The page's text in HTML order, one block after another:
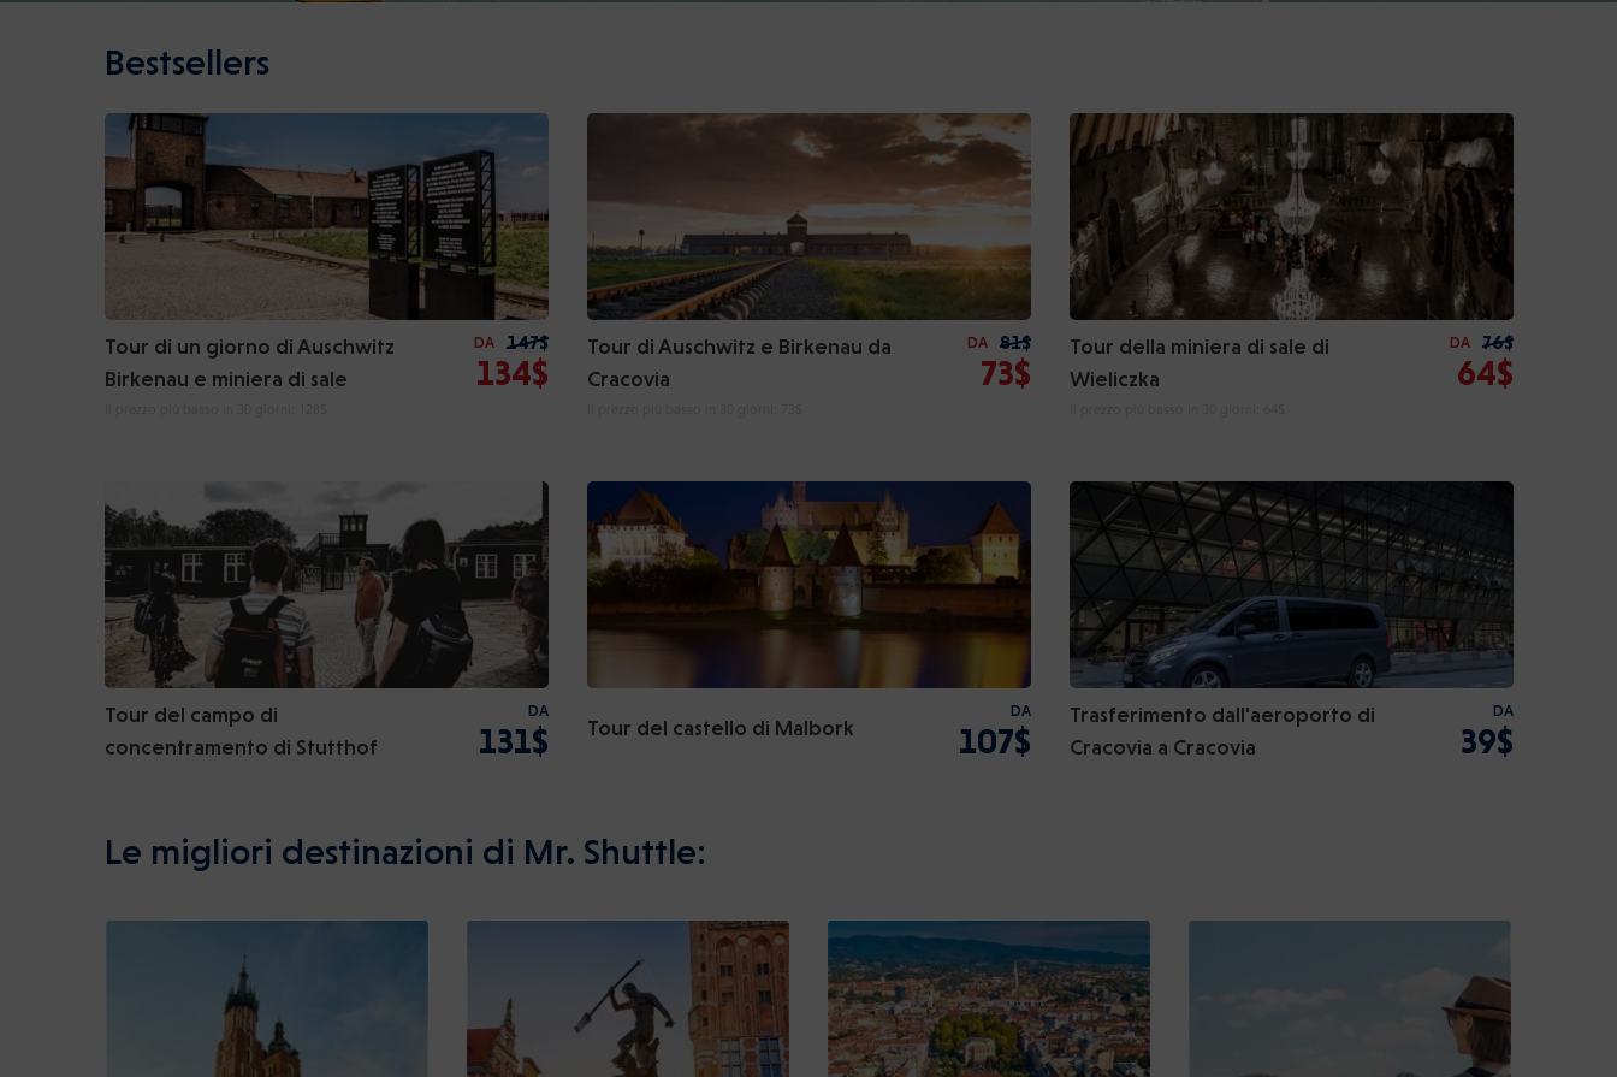
Bestsellers
Tour di un giorno di Auschwitz
Birkenau e miniera di sale
DA 147$
134$
Tour di Auschwitz e Birkenau da
Cracovia
DA 81$
73$
Tour della miniera di sale di
Wieliczka
DA 76$
64$
Tour del campo di
concentramento di Stutthof
DA
131$ Tour del castello di Malbork
DA
107$
Trasferimento dall'aeroporto di
Cracovia a Cracovia
DA
39$
Le migliori destinazioni di Mr. Shuttle: